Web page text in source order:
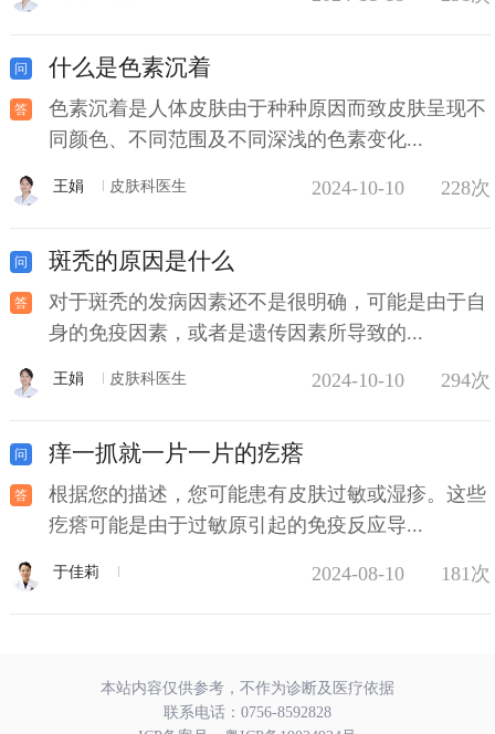
什么是色素沉着
色素沉着是人体皮肤由于种种原因而致皮肤呈现不
同颜色、不同范围及不同深浅的色素变化...
王娟 皮肤科医生 2024-10-10 228次
斑秃的原因是什么
对于斑秃的发病因素还不是很明确，可能是由于自
身的免疫因素，或者是遗传因素所导致的...
王娟 皮肤科医生 2024-10-10 294次
痒一抓就一片一片的疙瘩
根据您的描述，您可能患有皮肤过敏或湿疹。这些
疙瘩可能是由于过敏原引起的免疫反应导...
于佳莉 2024-08-10 181次
本站内容仅供参考，不作为诊断及医疗依据
联系电话： 0756-8592828